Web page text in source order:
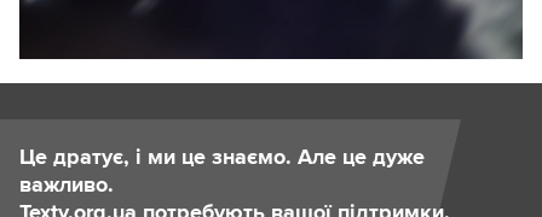
Це дратує, і ми це знаємо. Але це дуже
важливо.